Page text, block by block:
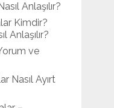
Anlaşılır?
Kimdir?
Anlaşılır?
ve
Nasıl Ayırt